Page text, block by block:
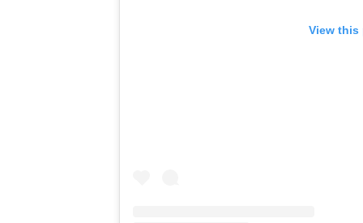
View this